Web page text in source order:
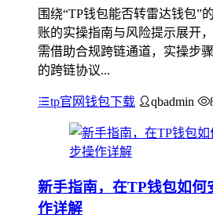
围绕“TP钱包能否转雷达钱包”
账的实操指南与风险提示展开
需借助合规跨链通道，实操步
的跨链协议...
tp官网钱包下载 qbadmin
新手指南，在TP钱包如何
作详解